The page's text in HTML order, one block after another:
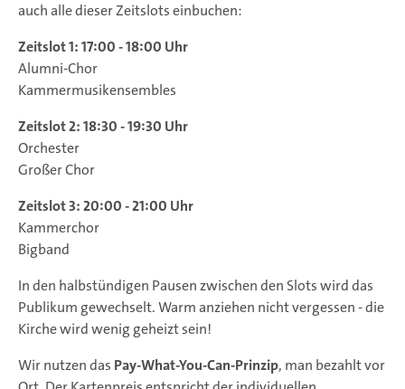
auch alle dieser Zeitslots einbuchen:
Zeitslot 1: 17:00 - 18:00 Uhr
Alumni-Chor
Kammermusikensembles
Zeitslot 2: 18:30 - 19:30 Uhr
Orchester
Großer Chor
Zeitslot 3: 20:00 - 21:00 Uhr
Kammerchor
Bigband
In den halbstündigen Pausen zwischen den Slots wird das
Publikum gewechselt. Warm anziehen nicht vergessen - die
Kirche wird wenig geheizt sein!
Wir nutzen das Pay-What-You-Can-Prinzip, man bezahlt vor